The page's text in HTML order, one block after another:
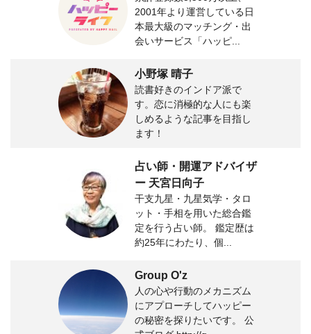
2001年より運営している日
本最大級のマッチング・出
会いサービス「ハッピ...
小野塚 晴子
読書好きのインドア派で
す。恋に消極的な人にも楽
しめるような記事を目指し
ます！
占い師・開運アドバイザ
ー 天宮日向子
干支九星・九星気学・タロ
ット・手相を用いた総合鑑
定を行う占い師。 鑑定歴は
約25年にわたり、個...
Group O'z
人の心や行動のメカニズム
にアプローチしてハッピー
の秘密を探りたいです。 公